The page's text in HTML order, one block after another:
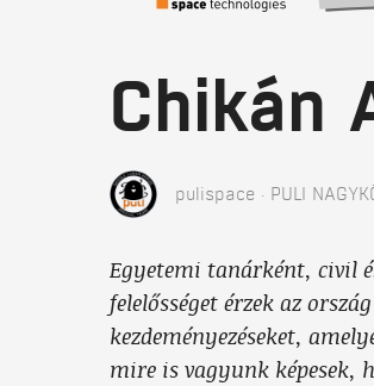
Chikán
pulispace PULI
Egyetemi tanárként, civil
felelősséget érzek az
kezdeményezéseket,
mire is vagyunk képesek,